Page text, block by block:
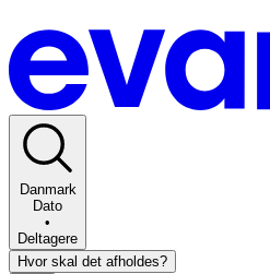
Danmark
Dato
•
Deltagere
Hvor skal det afholdes?